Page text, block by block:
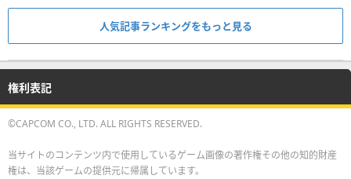
人気記事ランキングをもっと見る
権利表記
©CAPCOM CO., LTD. ALL RIGHTS RESERVED.
当サイトのコンテンツ内で使用しているゲーム画像の著作権その他の知的財産
権は、当該ゲームの提供元に帰属しています。